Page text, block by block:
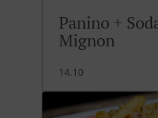
Panino +
Mignon
14.10